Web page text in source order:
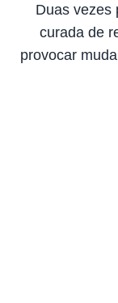
Duas vezes
curada de
provocar